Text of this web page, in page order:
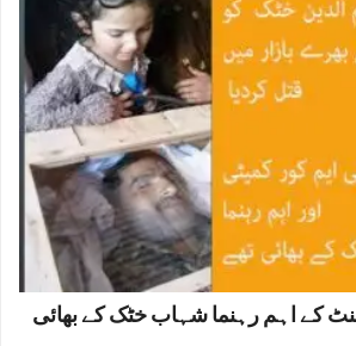
کے اہم رہنما شہاب خٹک کے بھائی